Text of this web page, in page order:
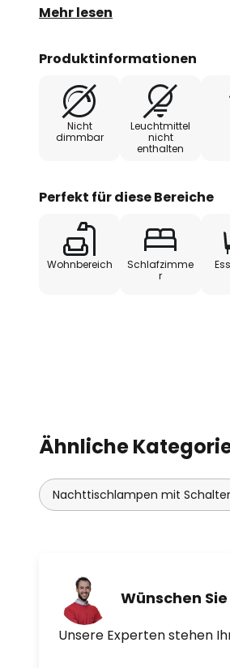
vergoldet ist, untermauert
Assoziationen an Amphoren
Beleuchtet wie auch
und dekoratives Lichtobjekt
Mehr lesen
Produktinformationen
Nicht
dimmbar
Leuchtmittel
nicht
enthalten
Perfekt für diese Bereiche
Wohnbereich
Schlafzimme
r
Ähnliche
Nachttischlampen mit Schalter
Wünschen
Unsere Experten stehen